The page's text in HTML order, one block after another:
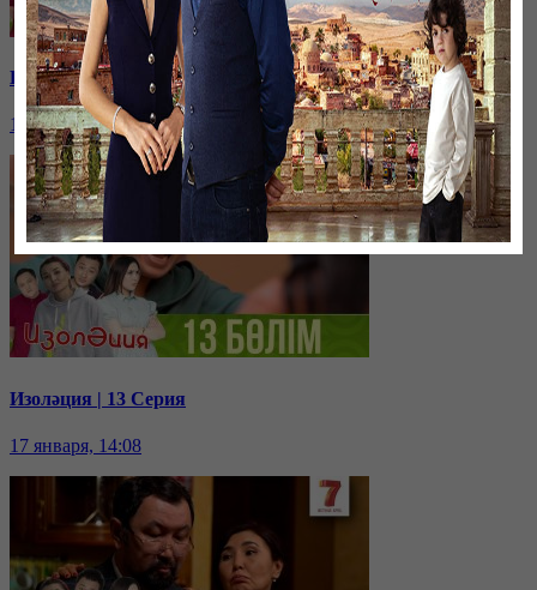
Изоләция | 14 Серия
17 января, 14:11
Изоләция | 13 Серия
17 января, 14:08